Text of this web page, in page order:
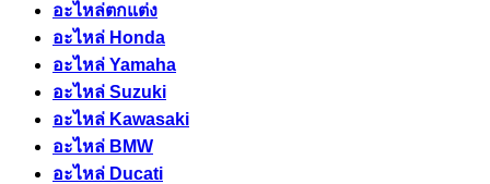
อะไหล่ตกแต่ง
อะไหล่ Honda
อะไหล่ Yamaha
อะไหล่ Suzuki
อะไหล่ Kawasaki
อะไหล่ BMW
อะไหล่ Ducati